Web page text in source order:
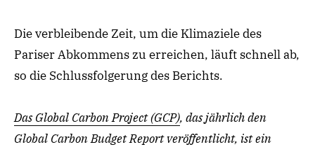
Die verbleibende Zeit, um die Klimaziele des
Pariser Abkommens zu erreichen, läuft schnell ab,
so die Schlussfolgerung des Berichts.
Das Global Carbon Project (GCP), das jährlich den
Global Carbon Budget Report veröffentlicht, ist ein